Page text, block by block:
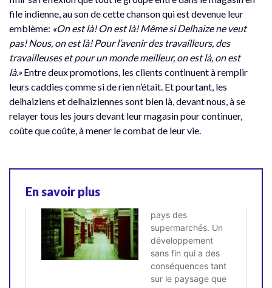
file indienne, au son de cette chanson qui est devenue leur
emblème: «On est là! On est là! Même si Delhaize ne veut
pas! Nous, on est là! Pour l’avenir des travailleurs, des
travailleuses et pour un monde meilleur, on est là, on est
là.»Entre deux promotions, les clients continuent à remplir
leurs caddies comme si de rien n’était. Et pourtant, les
delhaiziens et delhaiziennes sont bien là, devant nous, à se
relayer tous les jours devant leur magasin pour continuer,
coûte que coûte, à mener le combat de leur vie.
En savoir plus